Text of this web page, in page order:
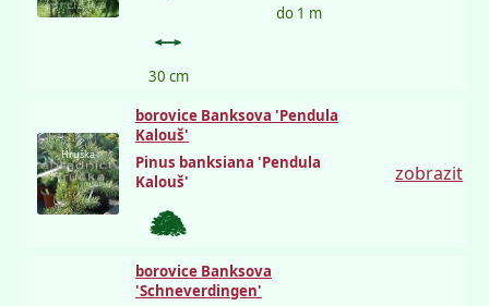
do 1 m
30 cm
Hruška
borovice Banksova 'Pendula
Kalouš'
Pinus banksiana 'Pendula
Kalouš'
zobrazit
borovice Banksova
'Schneverdingen'